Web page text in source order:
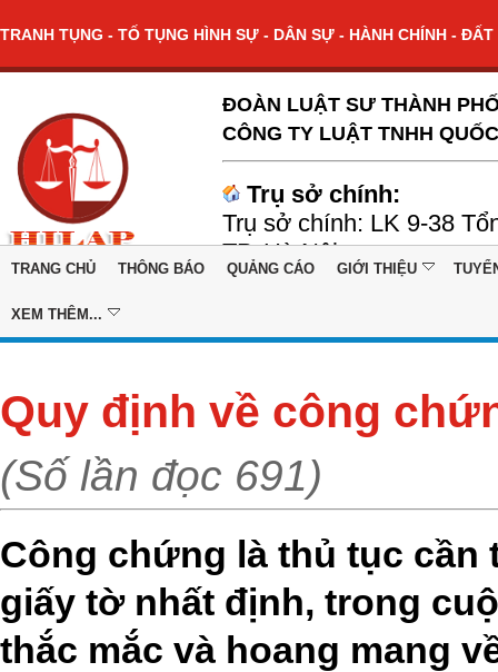
TRANH TỤNG - TỐ TỤNG HÌNH SỰ - DÂN SỰ - HÀNH CHÍNH -
ĐOÀN LUẬT SƯ THÀNH
CÔNG TY LUẬT TNHH
Trụ sở chính:
Trụ sở chính: LK 9-38
TP. Hà Nội
TRANG CHỦ THÔNG BÁO QUẢNG CÁO GIỚI THIỆU
XEM THÊM...
Quy định về công
(Số lần đọc 691)
Công chứng là thủ tục cần
giấy tờ nhất định, trong
thắc mắc và hoang mang